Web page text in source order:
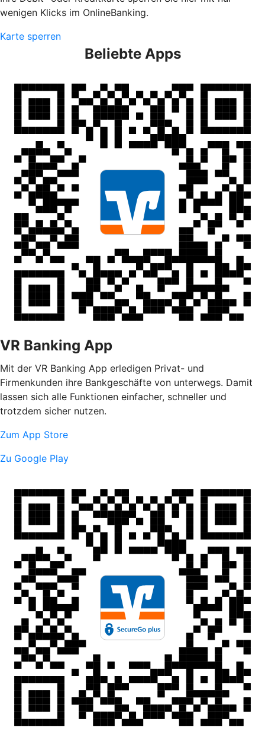
wenigen Klicks im OnlineBanking.
Karte sperren
Beliebte Apps
VR Banking App
Mit der VR Banking App erledigen Privat- und
Firmenkunden ihre Bankgeschäfte von unterwegs. Damit
lassen sich alle Funktionen einfacher, schneller und
trotzdem sicher nutzen.
Zum App Store
Zu Google Play